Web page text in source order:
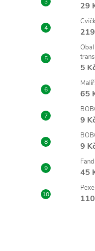
29
5
65
9
9
45